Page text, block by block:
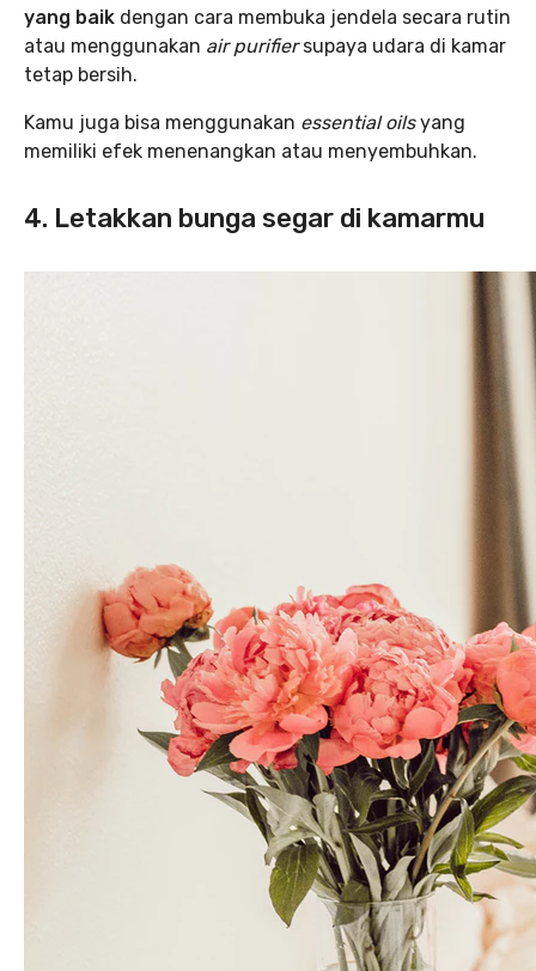
yang baik dengan cara membuka jendela secara rutin
atau menggunakan air purifiersupaya udara di kamar
tetap bersih.
Kamu juga bisa menggunakan essential oilsyang
memiliki efek menenangkan atau menyembuhkan.
4. Letakkan bunga segar di kamarmu